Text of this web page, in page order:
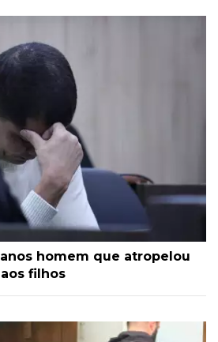
homem que atropelou
filhos